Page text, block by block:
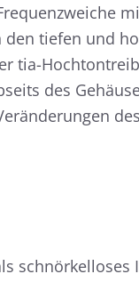
den tiefen und
tia-
des
schnörkelloses